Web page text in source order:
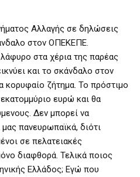
Αλλαγής σε δηλώσεις
στον ΟΠΕΚΕΠΕ.
στα χέρια της παρέας
και το σκάνδαλο στον
κορυφαίο ζήτημα. Το πρόστιμο
ευρώ και θα
Δεν μπορεί να
πανευρωπαϊκά, διότι
σε πελατειακές
διαφθορά. Τελικά ποιος
Ελλάδος; Εγώ που